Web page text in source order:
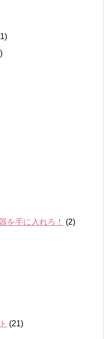
を手に入れろ！
(2)
(21)